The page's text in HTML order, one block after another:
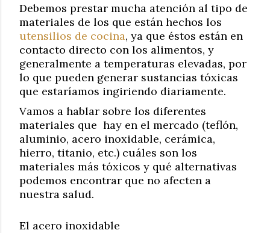
Debemos prestar mucha atención al tipo de
materiales de los que están hechos los
utensilios de cocina, ya que éstos están en
contacto directo con los alimentos, y
generalmente a temperaturas elevadas, por
lo que pueden generar sustancias tóxicas
que estaríamos ingiriendo diariamente.
Vamos a hablar sobre los diferentes
materiales que hay en el mercado (teflón,
aluminio, acero inoxidable, cerámica,
hierro, titanio, etc.) cuáles son los
materiales más tóxicos y qué alternativas
podemos encontrar que no afecten a
nuestra salud.
El acero inoxidable